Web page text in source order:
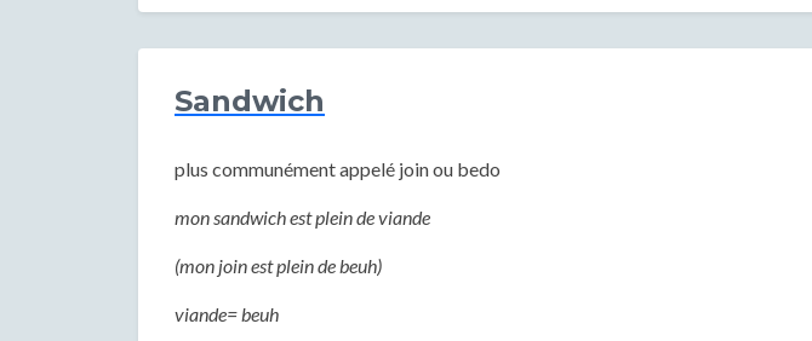
Sandwich
plus communément appelé join ou bedo
mon sandwich est plein de viande
(mon join est plein de beuh)
viande= beuh